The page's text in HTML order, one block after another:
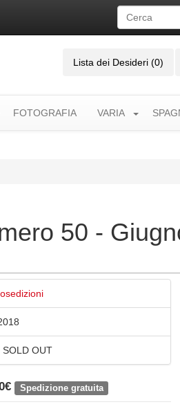
Lista dei Desideri (0)
FOTOGRAFIA VARIA
50 -
SOLD OUT
Spedizione gratuita